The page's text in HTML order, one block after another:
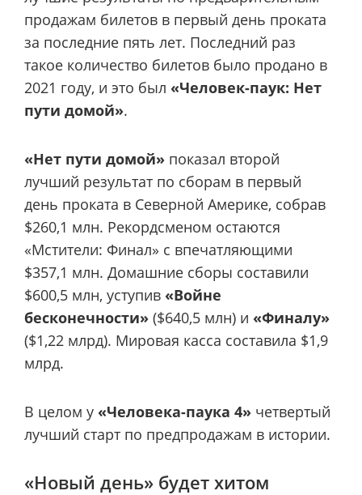
продажам билетов в первый день проката
за последние пять лет. Последний раз
такое количество билетов было продано в
2021 году, и это был «Человек-паук: Нет
пути домой».
«Нет пути домой» показал второй
лучший результат по сборам в первый
день проката в Северной Америке, собрав
$260,1 млн. Рекордсменом остаются
«Мстители: Финал» с впечатляющими
$357,1 млн. Домашние сборы составили
$600,5 млн, уступив «Войне
бесконечности» ($640,5 млн) и «Финалу»
($1,22 млрд). Мировая касса составила $1,9
млрд.
В целом у «Человека-паука 4» четвертый
лучший старт по предпродажам в истории.
«Новый день» будет хитом